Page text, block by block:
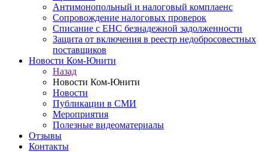
Антимонопольный и налоговый комплаенс
Сопровождение налоговых проверок
Списание с ЕНС безнадежной задолженности
Защита от включения в реестр недобросовестных
поставщиков
Новости Ком-Юнити
Назад
Новости Ком-Юнити
Новости
Публикации в СМИ
Мероприятия
Полезные видеоматериалы
Отзывы
Контакты